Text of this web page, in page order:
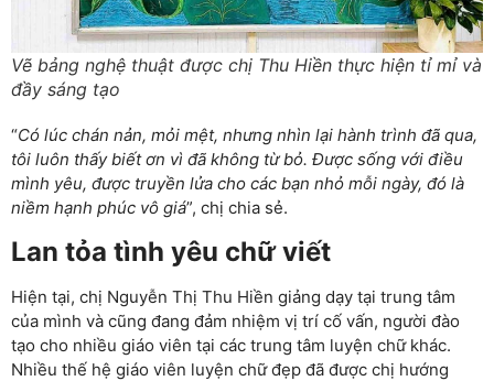
Vẽ bảng nghệ thuật được chị Thu Hiền thực hiện tỉ mỉ và
đầy sáng tạo
“Có lúc chán nản, mỏi mệt, nhưng nhìn lại hành trình đã qua,
tôi luôn thấy biết ơn vì đã không từ bỏ. Được sống với điều
mình yêu, được truyền lửa cho các bạn nhỏ mỗi ngày, đó là
niềm hạnh phúc vô giá”, chị chia sẻ.
Lan tỏa tình yêu chữ viết
Hiện tại, chị Nguyễn Thị Thu Hiền giảng dạy tại trung tâm
của mình và cũng đang đảm nhiệm vị trí cố vấn, người đào
tạo cho nhiều giáo viên tại các trung tâm luyện chữ khác.
Nhiều thế hệ giáo viên luyện chữ đẹp đã được chị hướng